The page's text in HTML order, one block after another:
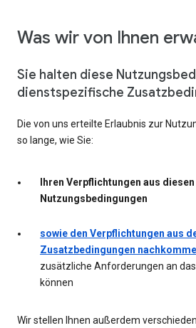
Was wir von Ihnen
Sie halten diese
dienstspezifische
Die von uns erteilte Erlaubnis zur
so lange, wie Sie:
Ihren Verpflichtungen aus diesen
Nutzungsbedingungen
sowie den Verpflichtungen aus
Zusatzbedingungen
zusätzliche Anforderungen an
können
Wir stellen Ihnen außerdem